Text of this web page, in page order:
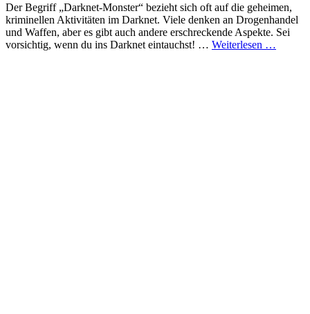
Der Begriff „Darknet-Monster“ bezieht sich oft auf die geheimen,
kriminellen Aktivitäten im Darknet. Viele denken an Drogenhandel
und Waffen, aber es gibt auch andere erschreckende Aspekte. Sei
vorsichtig, wenn du ins Darknet eintauchst! … Weiterlesen …